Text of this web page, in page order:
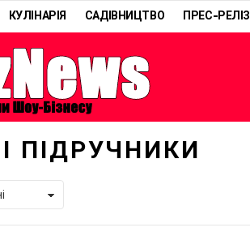
КУЛІНАРІЯ САДІВНИЦТВО ПРЕС-РЕЛІЗ
ПІДРУЧНИКИ